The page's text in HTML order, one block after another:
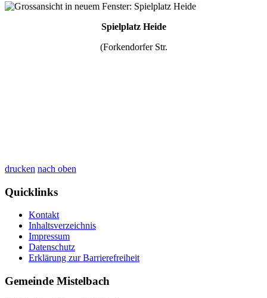
Spielplatz Heide
(Forkendorfer Str.
drucken nach oben
Quicklinks
Kontakt
Inhaltsverzeichnis
Impressum
Datenschutz
Erklärung zur Barrierefreiheit
Gemeinde Mistelbach